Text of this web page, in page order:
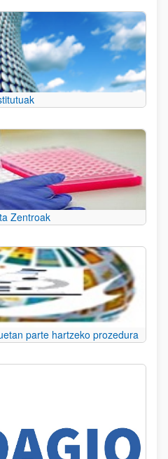
Zentroak
parte hartzeko prozedura